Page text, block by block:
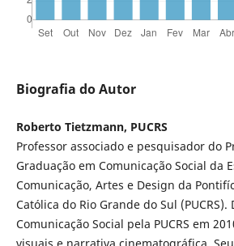
Biografia do Autor
Roberto Tietzmann, PUCRS
Professor associado e pesquisador do
Graduação em Comunicação Social da
Comunicação, Artes e Design da
Católica do Rio Grande do Sul (PUCRS).
Comunicação Social pela PUCRS em